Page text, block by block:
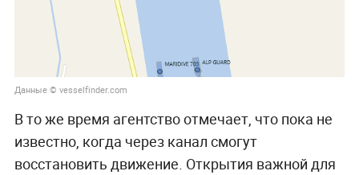
Данные © vesselfinder.com
В то же время агентство отмечает, что пока не
известно, когда через канал смогут
восстановить движение. Открытия важной для